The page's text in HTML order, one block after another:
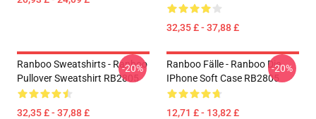
32,35 £ - 37,88 £
Ranboo Sweatshirts - Ranboo
Pullover Sweatshirt RB2805
32,35 £ - 37,88 £
-20%
Ranboo Fälle - Ranboo Die
IPhone Soft Case RB2805
12,71 £ - 13,82 £
-20%